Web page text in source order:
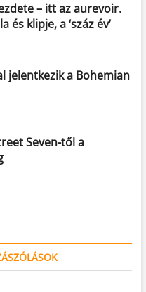
– itt az aurevoir.
és klipje, a ‘száz év’
jelentkezik a Bohemian
Seven-től a